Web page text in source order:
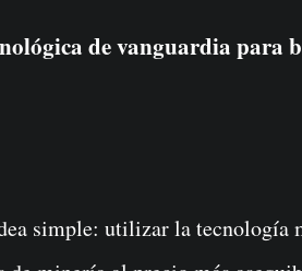
de vanguardia para
simple: utilizar la tecnología